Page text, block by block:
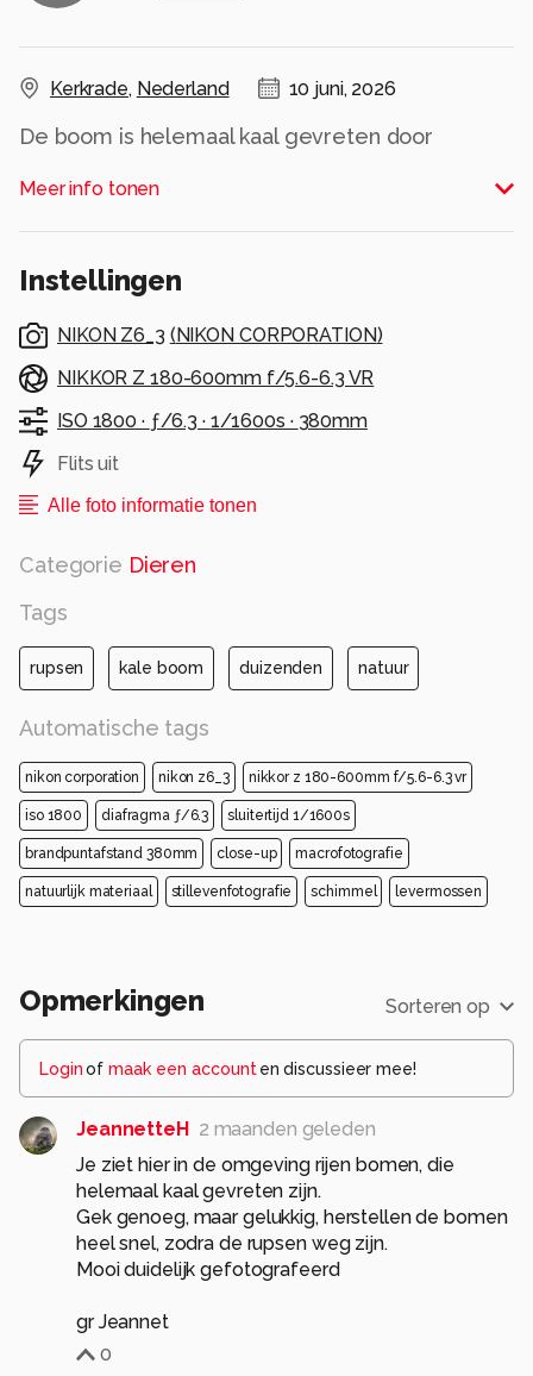
Kerkrade, Nederland 10 juni, 2026
De boom is helemaal kaal gevreten door
Wat zijn dat voor rupsen?
Alle rechten voorbehouden
Meer info tonen
Instellingen
NIKON Z6_3 ( NIKON CORPORATION)
NIKKOR Z 180-600mm f/5.6-6.3 VR
ISO 1800 · ƒ/6.3 · 1/1600s · 380mm
Flits uit
Alle foto informatie tonen
Categorie Dieren
Tags
rupsen kale boom duizenden natuur
Automatische tags
nikon corporation nikon z6_3 nikkor z 180-600mm f/5.6-6.3 vr
iso 1800 diafragma ƒ/6.3 sluitertijd 1/1600s
brandpuntafstand 380mm close-up macrofotografie
natuurlijk materiaal stillevenfotografie schimmel levermossen
Opmerkingen Sorteren op
Loginof maak een account en discussieer mee!
JeannetteH
2 maanden geleden
Je ziet hier in de omgeving rijen bomen, die
helemaal kaal gevreten zijn.
Gek genoeg, maar gelukkig, herstellen de bomen
heel snel, zodra de rupsen weg zijn.
Mooi duidelijk gefotografeerd
gr Jeannet
0